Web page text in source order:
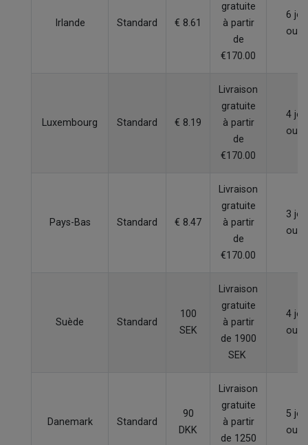
Irlande Standard € 8.61
gratuite
à partir
de
€170.00
6
Luxembourg Standard € 8.19
Livraison
gratuite
à partir
de
€170.00
4
Pays-Bas Standard € 8.47
Livraison
gratuite
à partir
de
€170.00
3
Suède Standard
100
SEK
Livraison
gratuite
à partir
de 1900
SEK
4
Danemark Standard
90
DKK
Livraison
gratuite
à partir
de 1250
5